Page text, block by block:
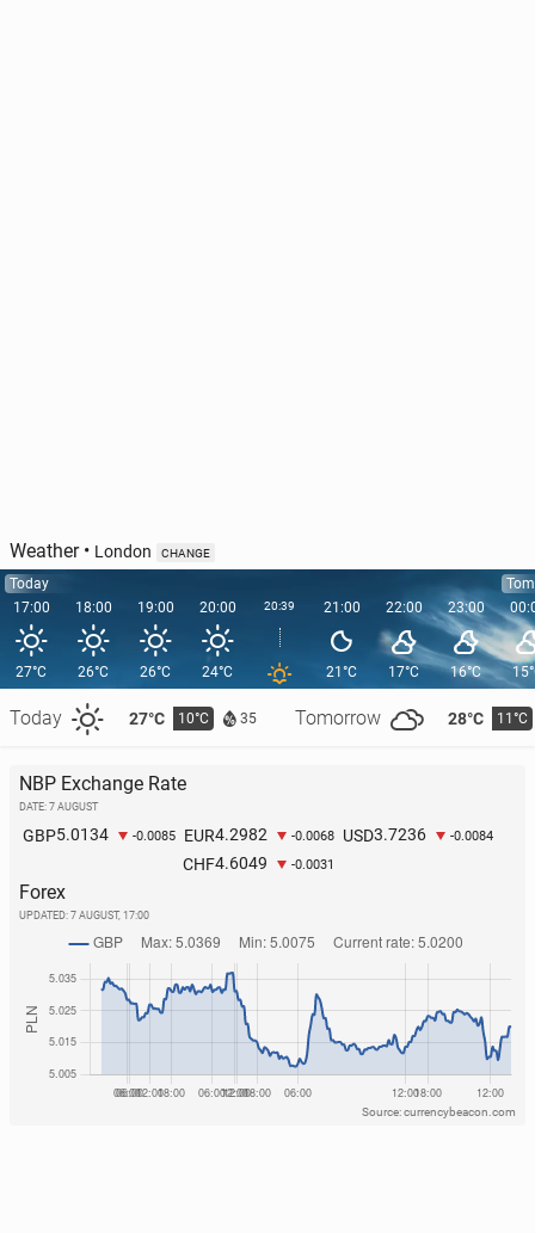
Weather• London CHANGE
Today
17:00
27°C
Today 27°C 10°C 35 Tomorrow 28°C 11°C
18:00
26°C
19:00
26°C
20:00
24°C
20:39 21:00
21°C
22:00
17°C
23:00
16°C
NBP Exchange Rate
DATE: 7 AUGUST
GBP5.0134 -0.0085 EUR4.2982 -0.0068 USD3.7236 -0.0084
CHF4.6049 -0.0031
Forex
UPDATED: 7 AUGUST, 17:00
Source: currencybeacon.com